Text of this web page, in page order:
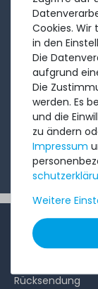
1-2x im
eine
Ich möchte
Cookies.
in den
Die
aufgrund
Die
werden. Es
und die
zu ändern
Impressum
Weitere
Rücksendung